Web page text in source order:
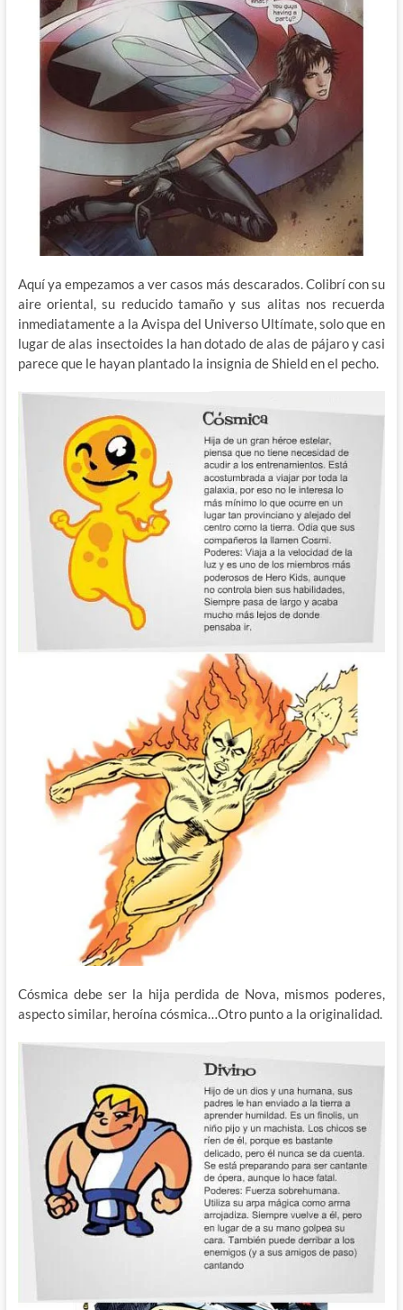
Aquí ya empezamos a ver casos más descarados. Colibrí con su
aire oriental, su reducido tamaño y sus alitas nos recuerda
inmediatamente a la Avispa del Universo Ultímate, solo que en
lugar de alas insectoides la han dotado de alas de pájaro y casi
parece que le hayan plantado la insignia de Shield en el pecho.
Cósmica debe ser la hija perdida de Nova, mismos poderes,
aspecto similar, heroína cósmica…Otro punto a la originalidad.